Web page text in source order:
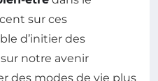
sur ces
d’initier des
notre avenir
des modes de vie plus